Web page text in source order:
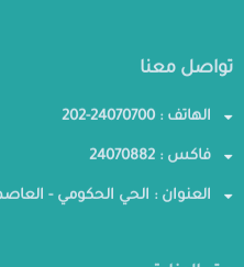
تواصل معنا
الهاتف : 24070700-202
فاكس : 24070882
العنوان : الحي الحكومي -